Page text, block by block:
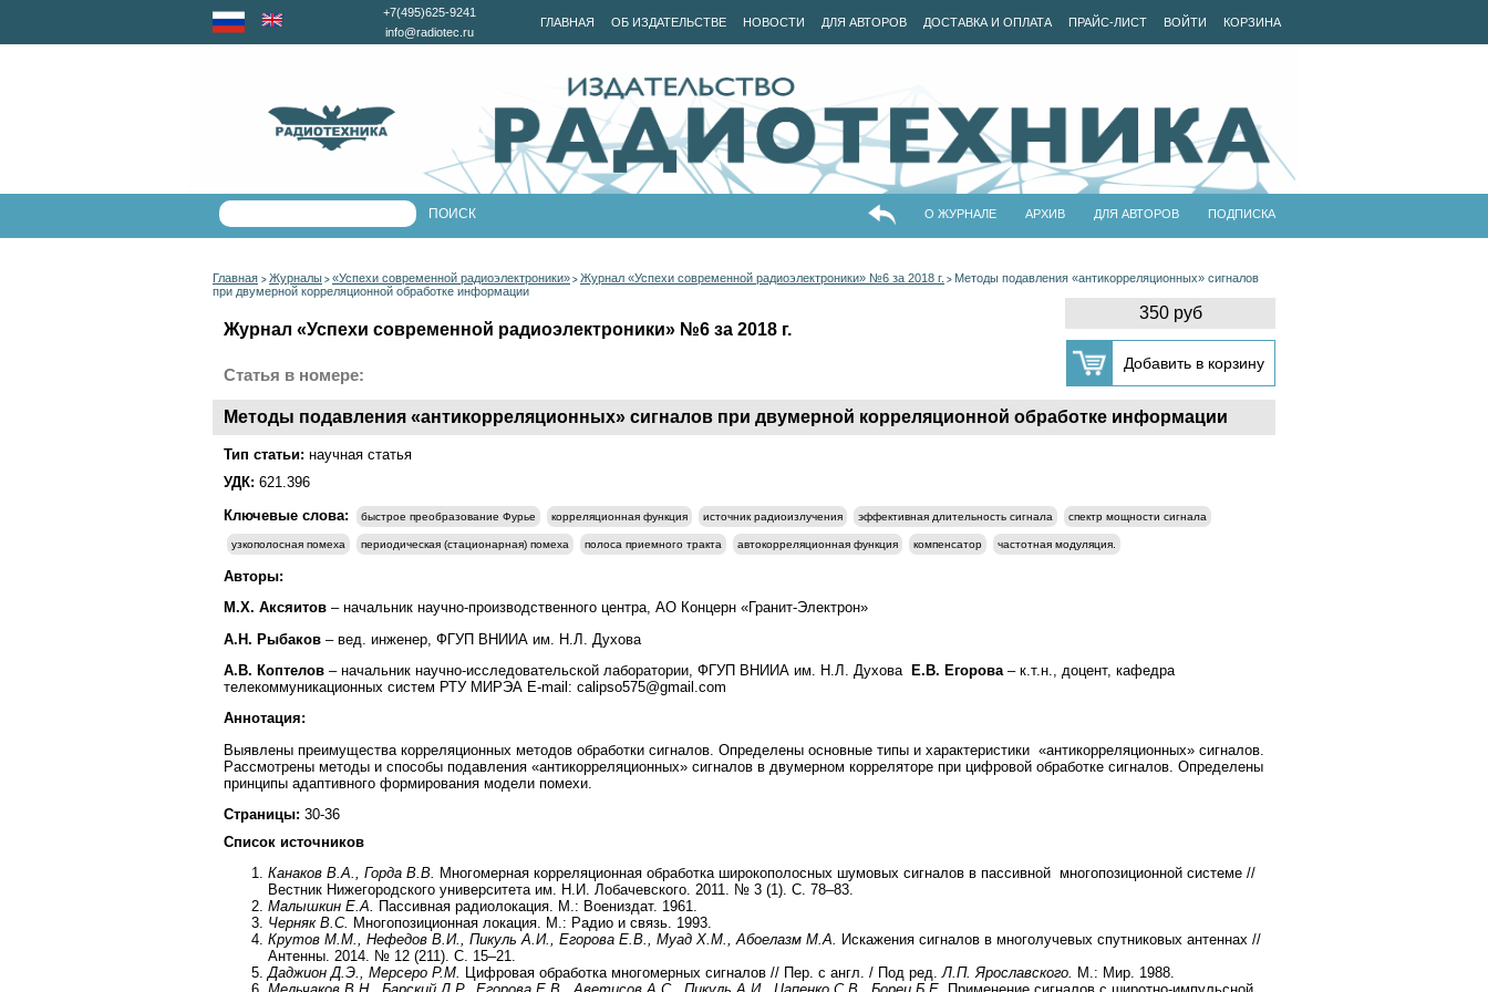
ГЛАВНАЯ ОБ ИЗДАТЕЛЬСТВЕ НОВОСТИ ДЛЯ АВТОРОВ ДОСТАВКА И ОПЛАТА ПРАЙС-ЛИСТ ВОЙТИ КОРЗИНА
+7(495)625-9241
info@radiotec.ru
О ЖУРНАЛЕ АРХИВ ДЛЯ АВТОРОВ ПОДПИСКА
Главная > Журналы > «Успехи современной радиоэлектроники» > Журнал «Успехи современной радиоэлектроники» №6 за 2018 г. > Методы подавления «антикорреляционных» сигналов
при двумерной корреляционной обработке информации
350 руб
Журнал «Успехи современной радиоэлектроники» №6 за 2018 г.
Статья в номере:
Методы подавления «антикорреляционных» сигналов при двумерной корреляционной обработке информации
Тип статьи: научная статья
УДК: 621.396
Ключевые слова:
быстрое преобразование Фурье корреляционная функция источник радиоизлучения эффективная длительность сигнала спектр мощности сигнала
узкополосная помеха периодическая (стационарная) помеха полоса приемного тракта автокорреляционная функция компенсатор частотная модуляция.
Авторы:
М.Х. Аксяитов – начальник научно-производственного центра, АО Концерн «Гранит-Электрон»
А.Н. Рыбаков – вед. инженер, ФГУП ВНИИА им. Н.Л. Духова
А.В. Коптелов – начальник научно-исследовательской лаборатории, ФГУП ВНИИА им. Н.Л. Духова Е.В. Егорова – к.т.н., доцент, кафедра
телекоммуникационных систем РТУ МИРЭА Е-mail: calipso575@gmail.com
Аннотация:
Выявлены преимущества корреляционных методов обработки сигналов. Определены основные типы и характеристики «антикорреляционных» сигналов.
Рассмотрены методы и способы подавления «антикорреляционных» сигналов в двумерном корреляторе при цифровой обработке сигналов. Определены
принципы адаптивного формирования модели помехи.
Страницы: 30-36
Список источников
Канаков В.А., Горда В.В. Многомерная корреляционная обработка широкополосных шумовых сигналов в пассивной многопозиционной системе //
Вестник Нижегородского университета им. Н.И. Лобачевского. 2011. № 3 (1). С. 78–83.
Малышкин Е.А. Пассивная радиолокация. М.: Воениздат. 1961.
Черняк В.С. Многопозиционная локация. М.: Радио и связь. 1993.
Крутов М.М., Нефедов В.И., Пикуль А.И., Егорова Е.В., Муад Х.М., Абоелазм М.А. Искажения сигналов в многолучевых спутниковых антеннах //
Антенны. 2014. № 12 (211). С. 15–21.
Даджион Д.Э., Мерсеро Р.М. Цифровая обработка многомерных сигналов // Пер. с англ. / Под ред.Л.П. Ярославского. М.: Мир. 1988.